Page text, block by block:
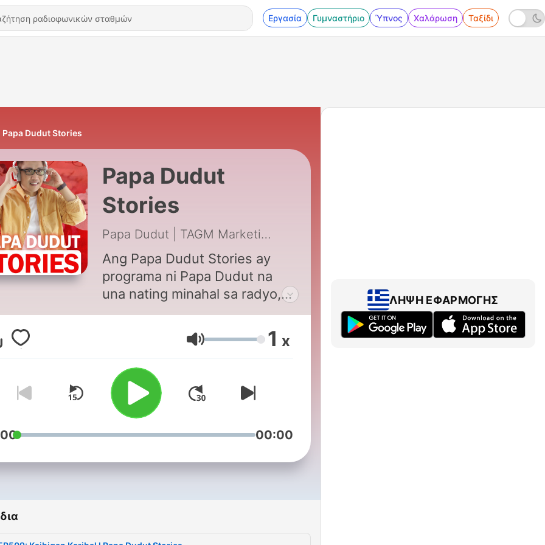
Εργασία Γυμναστήριο Ύπνος Χαλάρωση Ταξίδι
Papa Dudut Stories
Papa Dudut
Stories
Papa Dudut | TAGM Marketing Solutions Inc.
Ang Papa Dudut Stories ay
programa ni Papa Dudut na
una nating minahal sa radyo,
sumikat sa YouTube, at ngayon
ay patuloy na umaabot sa mas
maraming puso sa
pamamagitan ng Spotify. Sa
bawat episode, hatid nito ang
mga kwentong puno ng pag-
ibig, sakripisyo, at pag-asa na
madaling makarelate ang kahit
pero malalim ang tama sa puso
magpapaluha, at magpapaalala
buhay, laging may dahilan para
Ένταση 1 x
00:00
ΛΉΨΗ ΕΦΑΡΜΟΓΉΣ